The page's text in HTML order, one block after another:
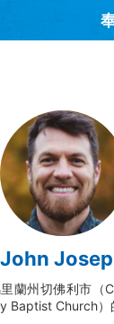
書評 訪
解經
成員
查看全部
查看全部
隱私條款
正體中文
葡萄牙語
达里语
John
里蘭州切佛利市
Baptist Church）